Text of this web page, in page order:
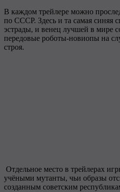
В каждом трейлере можно
по СССР. Здесь и та самая синяя
эстрады, и венец лучшей в мире
передовые роботы-новиопы на
строя.
Отдельное место в трейлерах
учёными мутанты, чьи образы
созданным советским